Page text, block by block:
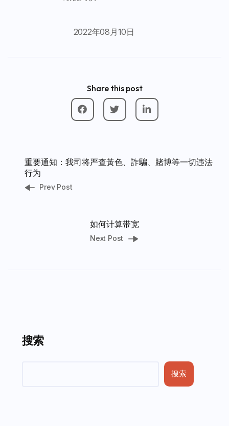
2022年08月10日
Share this post
重要通知：我司将严查黃色、詐騙、賭博等一切违法
行为
Prev Post
如何计算带宽
Next Post
搜索
搜索